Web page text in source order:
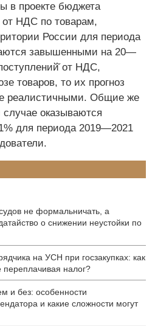
в проекте бюджета
от НДС по товарам,
России для периода
завышенными на 20—
от НДС,
товаров, то их прогноз
реалистичными. Общие же
оказываются
для периода 2019—2021
не формальничать, а
о снижении неустойки по
на УСН при госзакупках: как
переплачивая налог?
и без: особенности
и какие сложности могут